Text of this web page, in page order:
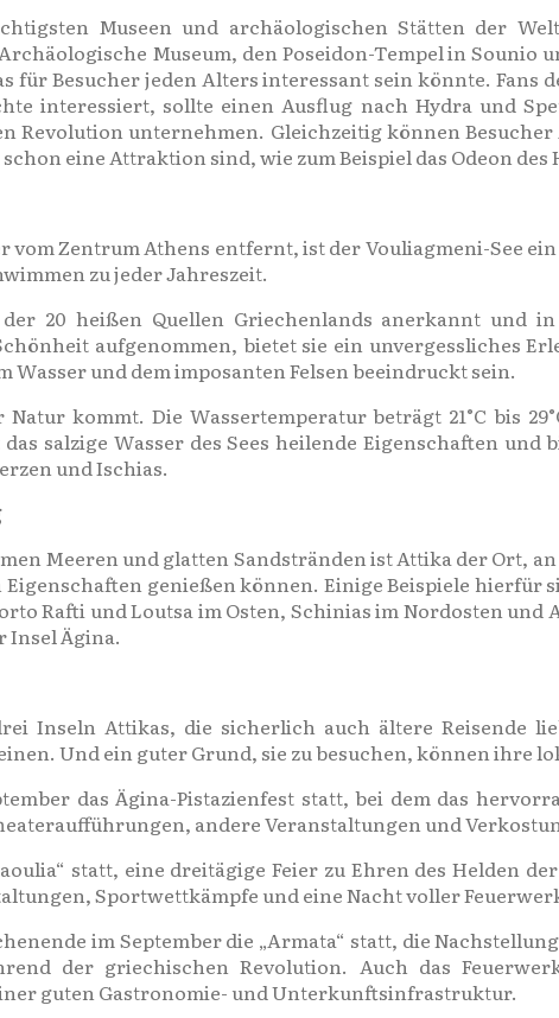
Museen und archäologischen Stätten der
Museum, den Poseidon-Tempel in Sounio
für Besucher jeden Alters interessant sein könnte. Fans
interessiert, sollte einen Ausflug nach Hydra und
Revolution unternehmen. Gleichzeitig können
eine Attraktion sind, wie zum Beispiel das Odeon
vom Zentrum Athens entfernt, ist der Vouliagmeni-See
zu jeder Jahreszeit.
20 heißen Quellen Griechenlands anerkannt und
aufgenommen, bietet sie ein unvergessliches
und dem imposanten Felsen beeindruckt sein.
kommt. Die Wassertemperatur beträgt 21°C bis
salzige Wasser des Sees heilende Eigenschaften
und Ischias.
Meeren und glatten Sandstränden ist Attika der Ort,
genießen können. Einige Beispiele hierfür
Rafti und Loutsa im Osten, Schinias im Nordosten und
Insel Ägina.
Inseln Attikas, die sicherlich auch ältere Reisende
Und ein guter Grund, sie zu besuchen, können ihre
das Ägina-Pistazienfest statt, bei dem das
andere Veranstaltungen und
statt, eine dreitägige Feier zu Ehren des Helden
Sportwettkämpfe und eine Nacht voller
im September die „Armata“ statt, die
der griechischen Revolution. Auch das
guten Gastronomie- und Unterkunftsinfrastruktur.